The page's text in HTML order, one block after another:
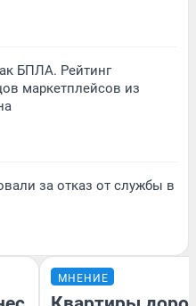
БПЛА. Рейтинг
маркетплейсов из
за отказ от службы в
МНЕНИЕ